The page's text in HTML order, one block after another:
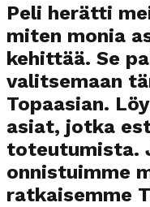
Peli herätti
miten monia
kehittää. Se
valitsemaan
Topaasian.
asiat, jotka
toteutumista.
onnistuimme
ratkaisemme